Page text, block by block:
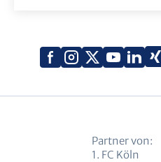
Facebook
Instagram
X
Partner von:
1. FC Köln